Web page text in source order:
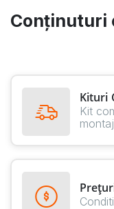
Conținuturi
Kituri
Kit
montaj